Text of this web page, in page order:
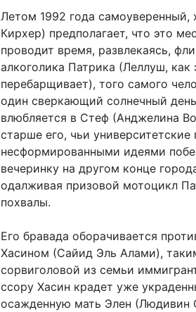
Летом 1992 года
Кирхер) предполагает, что это
проводит время, развлекаясь,
алкоголика Патрика (Леллуш, как
перебарщивает), того самого
один сверкающий солнечный
влюбляется в Стеф (Анджелина
старше его, чьи
несформированными идеями
вечеринку на другом конце
одалживая призовой мотоцикл
похвалы.
Его бравада оборачивается
Хасином (Сайид Эль Алами),
сорвиголовой из семьи
ссору Хасин крадет уже
осажденную мать Элен (Людивин